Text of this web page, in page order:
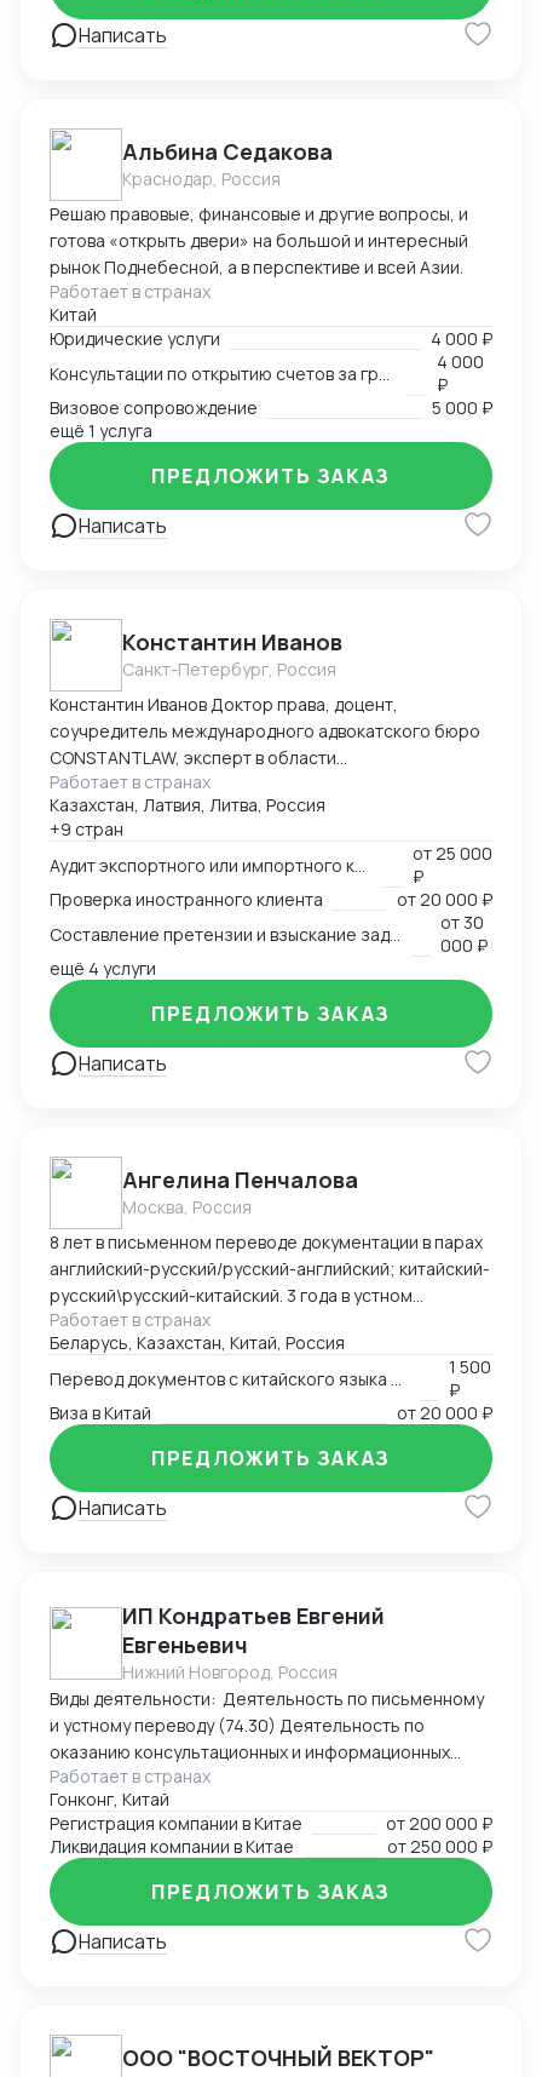
Написать
Альбина Седакова
Краснодар, Россия
Решаю правовые, финансовые и другие вопросы, и
готова «открыть двери» на большой и интересный
рынок Поднебесной, а в перспективе и всей Азии.
Работает в странах
Китай
Юридические услуги
4 000 ₽
4 000
₽
Визовое сопровождение
5 000 ₽
ещё 1 услуга
Написать
ПРЕДЛОЖИТЬ ЗАКАЗ
Константин Иванов
Санкт-Петербург, Россия
Константин Иванов Доктор права, доцент,
соучредитель международного адвокатского бюро
CONSTANTLAW, эксперт в области
внешнеэкономической деятельности,
сопровождения международных сделок и решения
внешнеэкономических споров. Международный
арбитр (Рижский третейский суд / Рига, Латвия,
международный арбитражный суд IAC / Алматы,
Казахстан).
Работает в странах
Казахстан, Латвия, Литва, Россия
+9 стран
от25 000
₽
Проверка иностранного клиента
от20 000 ₽
от 30
000 ₽
ещё 4 услуги
Написать
ПРЕДЛОЖИТЬ ЗАКАЗ
Ангелина Пенчалова
Москва, Россия
8 лет в письменном переводе документации в парах
английский-русский/русский-английский; китайский-
русский\русский-китайский. 3 года в устном
переводе в паре китайский-русский\русский-
китайский.
Работает в странах
Беларусь, Казахстан, Китай, Россия
1 500
₽
Виза в Китай
от20 000 ₽
Написать
ПРЕДЛОЖИТЬ ЗАКАЗ
ИП Кондратьев Евгений
Евгеньевич
Нижний Новгород, Россия
Виды деятельности: Деятельность по письменному
и устному переводу (74.30) Деятельность по
оказанию консультационных и информационных
услуг (63.99.1) Услуги по бронированию прочие и
сопутствующая деятельность (79.90)
Работает в странах
Гонконг, Китай
Регистрация компании в Китае
от200 000 ₽
Ликвидация компании в Китае
от250 000 ₽
Написать
ПРЕДЛОЖИТЬ ЗАКАЗ
ООО "ВОСТОЧНЫЙ ВЕКТОР"